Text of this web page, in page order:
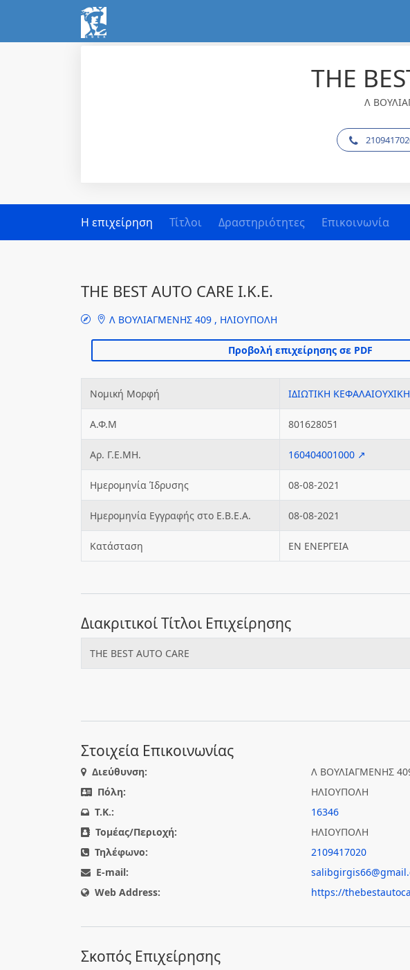
THE
Λ
Η επιχείρηση Τίτλοι Δραστηριότητες Επικοινωνία
THE BEST AUTO CARE Ι.Κ.Ε.
Λ ΒΟΥΛΙΑΓΜΕΝΗΣ 409 , ΗΛΙΟΥΠΟΛΗ
Νομική Μορφή ΙΔΙΩΤΙΚΗ ΚΕΦΑΛΑΙΟΥΧΙΚΗ
Α.Φ.Μ 801628051
Αρ. Γ.Ε.ΜΗ. 160404001000 ↗
Ημερομηνία Ίδρυσης 08-08-2021
Ημερομηνία Εγγραφής στο Ε.Β.Ε.Α. 08-08-2021
Κατάσταση ΕΝ ΕΝΕΡΓΕΙΑ
Διακριτικοί Τίτλοι Επιχείρησης
THE BEST AUTO CARE
Στοιχεία Επικοινωνίας
Διεύθυνση:
Λ ΒΟΥΛΙΑΓΜΕΝΗΣ
Πόλη:
ΗΛΙΟΥΠΟΛΗ
T.K.:
16346
Τομέας/Περιοχή:
ΗΛΙΟΥΠΟΛΗ
Τηλέφωνο:
2109417020
E-mail:
Web Address:
https://
Σκοπός Επιχείρησης